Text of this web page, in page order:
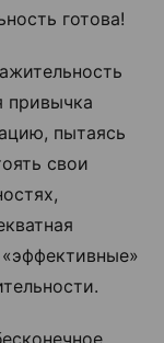
готова!
привычка
пытаясь
свои